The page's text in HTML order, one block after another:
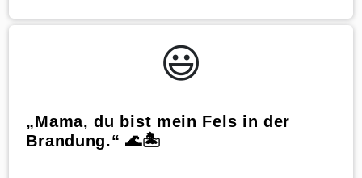
😃️
„Mama, du bist mein Fels in der
Brandung.“ 🌊🏝️